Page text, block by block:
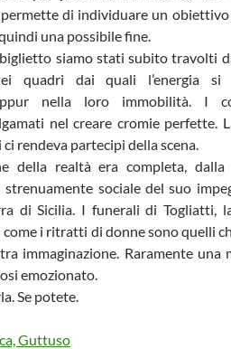
di individuare un obiettivo
una possibile fine.
siamo stati subito travolti
quadri dai quali l’energia si
nella loro immobilità. I
nel creare cromie perfette.
rendeva partecipi della scena.
della realtà era completa, dalla
sociale del suo
di Sicilia. I funerali di Togliatti,
come i ritratti di donne sono quelli
immaginazione. Raramente una
emozionato.
Se potete.
Guttuso